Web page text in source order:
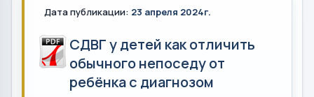
Дата публикации: 23 апреля 2024г.
СДВГ у детей как отличить
обычного непоседу от
ребёнка с диагнозом